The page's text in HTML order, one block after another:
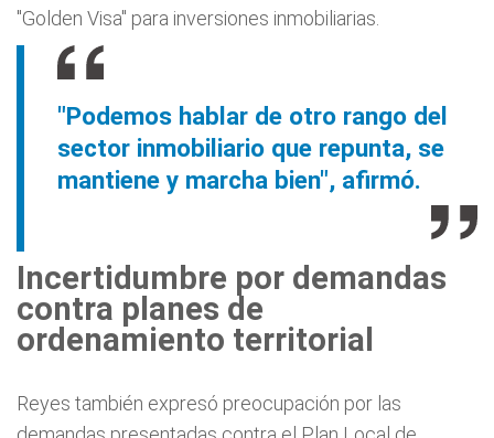
"Golden Visa" para inversiones inmobiliarias.
"Podemos hablar de otro rango del
sector inmobiliario que repunta, se
mantiene y marcha bien", afirmó.
Incertidumbre por demandas
contra planes de
ordenamiento territorial
Reyes también expresó preocupación por las